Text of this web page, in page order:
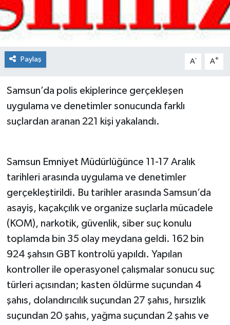
Paylaş A- A+
Samsun’da polis ekiplerince gerçekleşen
uygulama ve denetimler sonucunda farklı
suçlardan aranan 221 kişi yakalandı.
Samsun Emniyet Müdürlüğünce 11-17 Aralık
tarihleri arasında uygulama ve denetimler
gerçekleştirildi. Bu tarihler arasında Samsun’da
asayiş, kaçakçılık ve organize suçlarla mücadele
(KOM), narkotik, güvenlik, siber suç konulu
toplamda bin 35 olay meydana geldi. 162 bin
924 şahsın GBT kontrolü yapıldı. Yapılan
kontroller ile operasyonel çalışmalar sonucu suç
türleri açısından; kasten öldürme suçundan 4
şahıs, dolandırıcılık suçundan 27 şahıs, hırsızlık
suçundan 20 şahıs, yağma suçundan 2 şahıs ve
Spor
Tokat Haberleri
Yaşam